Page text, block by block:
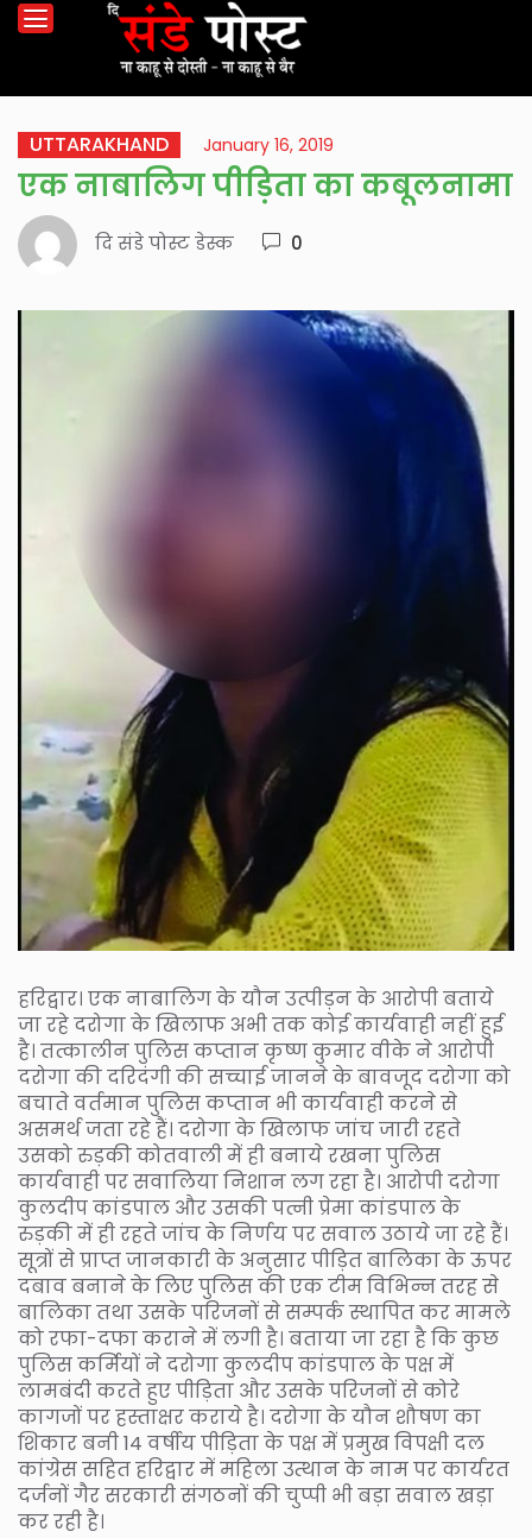
UTTARAKHAND January 16, 2019
एक नाबालिग पीड़िता का कबूलनामा
दि संडे पोस्ट डेस्क 0
हरिद्वार। एक नाबालिग के यौन उत्पीड़न के आरोपी बताये
जा रहे दरोगा के खिलाफ अभी तक कोई कार्यवाही नहीं हुई
है। तत्कालीन पुलिस कप्तान कृष्ण कुमार वीके ने आरोपी
दरोगा की दरिदंगी की सच्चाई जानने के बावजूद दरोगा को
बचाते वर्तमान पुलिस कप्तान भी कार्यवाही करने से
असमर्थ जता रहे हैं। दरोगा के खिलाफ जांच जारी रहते
उसको रुड़की कोतवाली में ही बनाये रखना पुलिस
कार्यवाही पर सवालिया निशान लग रहा है। आरोपी दरोगा
कुलदीप कांडपाल और उसकी पत्नी प्रेमा कांडपाल के
रुड़की में ही रहते जांच के निर्णय पर सवाल उठाये जा रहे हैं।
सूत्रों से प्राप्त जानकारी के अनुसार पीड़ित बालिका के ऊपर
दबाव बनाने के लिए पुलिस की एक टीम विभिन्न तरह से
बालिका तथा उसके परिजनों से सम्पर्क स्थापित कर मामले
को रफा-दफा कराने में लगी है। बताया जा रहा है कि कुछ
पुलिस कर्मियों ने दरोगा कुलदीप कांडपाल के पक्ष में
लामबंदी करते हुए पीड़िता और उसके परिजनों से कोरे
कागजों पर हस्ताक्षर कराये है। दरोगा के यौन शौषण का
शिकार बनी 14 वर्षीय पीड़िता के पक्ष में प्रमुख विपक्षी दल
कांग्रेस सहित हरिद्वार में महिला उत्थान के नाम पर कार्यरत
दर्जनों गैर सरकारी संगठनों की चुप्पी भी बड़ा सवाल खड़ा
कर रही है।